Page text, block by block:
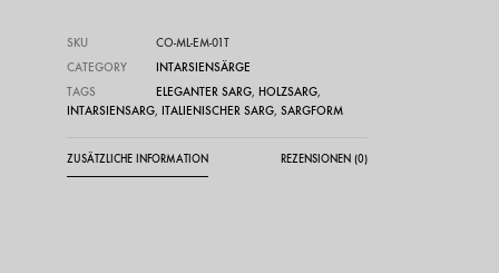
SKU
CO-ML-EM-01T
CATEGORY
INTARSIENSÄRGE
TAGS
ELEGANTER SARG, HOLZSARG,
INTARSIENSARG, ITALIENISCHER SARG, SARGFORM
ZUSÄTZLICHE INFORMATION REZENSIONEN (0)